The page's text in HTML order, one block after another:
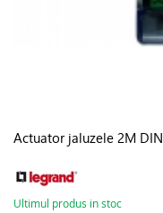
Actuator jaluzele 2M DIN
Ultimul produs in stoc